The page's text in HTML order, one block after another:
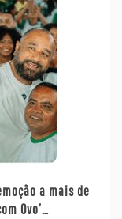
a mais de
Ovo’…